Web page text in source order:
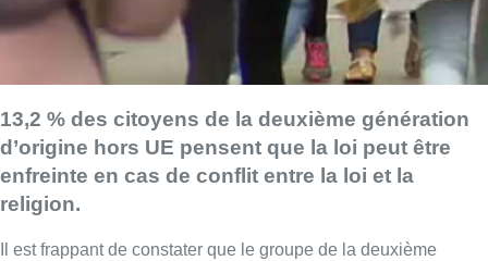
13,2 % des citoyens de la deuxième génération
d’origine hors UE pensent que la loi peut être
enfreinte en cas de conflit entre la loi et la
religion.
Il est frappant de constater que le groupe de la deuxième